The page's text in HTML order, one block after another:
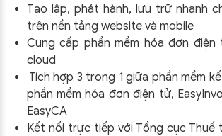
Tạo lập, phát hành, lưu trữ nhanh
trên nền tảng website và mobile
Cung cấp phần mềm hóa đơn
cloud
Tích hợp 3 trong 1 giữa phần mềm
phần mềm hóa đơn điện tử,
EasyCA
Kết nối trực tiếp với Tổng cục Thuế